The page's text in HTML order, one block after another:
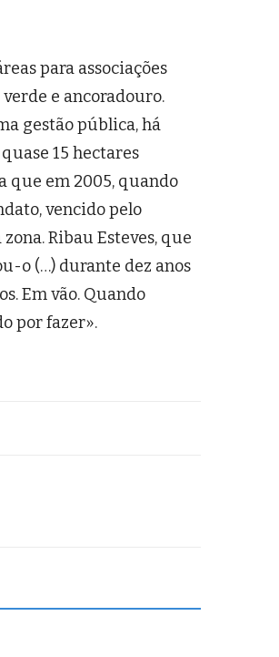
para associações
e ancoradouro.
gestão pública, há
15 hectares
que em 2005, quando
vencido pelo
Ribau Esteves, que
o (…) durante dez anos
Em vão. Quando
por fazer».